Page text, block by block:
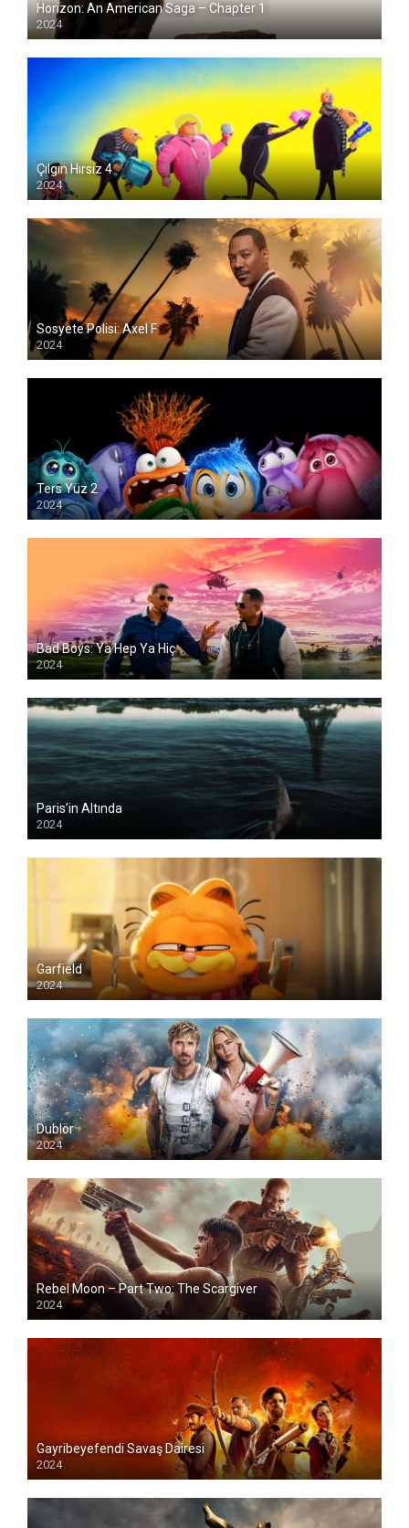
Horizon: An American Saga – Chapter 1
2024
Çılgın Hırsız 4
2024
Sosyete Polisi: Axel F
2024
Ters Yüz 2
2024
Bad Boys: Ya Hep Ya Hiç
2024
Paris’in Altında
2024
Garfield
2024
Dublör
2024
Rebel Moon – Part Two: The Scargiver
2024
Gayribeyefendi Savaş Dairesi
2024